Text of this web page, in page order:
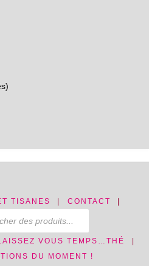
TISANES CONTACT
de produits
VOUS TEMPS…THÉ
DU MOMENT !